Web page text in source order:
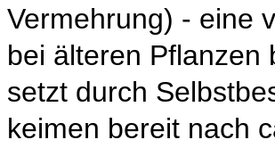
Vermehrung) - eine
bei älteren Pflanzen
setzt durch
keimen bereit nach